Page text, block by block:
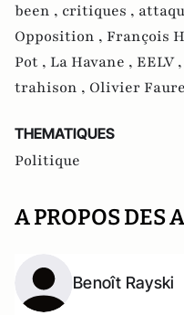
been , critiques ,
Opposition , François
Pot , La Havane , EELV ,
trahison , Olivier
THEMATIQUES
Politique
A PROPOS DES
Benoît Rayski